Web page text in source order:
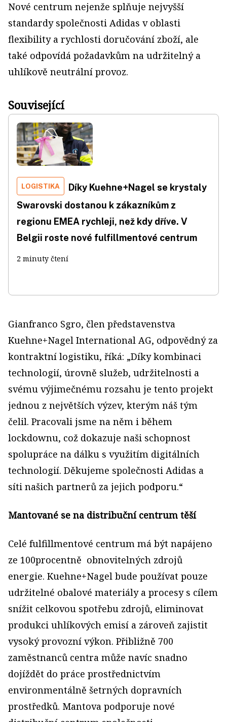
Nové centrum nejenže splňuje nejvyšší
standardy společnosti Adidas v oblasti
flexibility a rychlosti doručování zboží, ale
také odpovídá požadavkům na udržitelný a
uhlíkově neutrální provoz.
Související
LOGISTIKA
Díky Kuehne+Nagel se krystaly
Swarovski dostanou k zákazníkům z
regionu EMEA rychleji, než kdy dříve. V
Belgii roste nové fulfillmentové centrum
2 minuty čtení
Gianfranco Sgro, člen představenstva
Kuehne+Nagel International AG, odpovědný za
kontraktní logistiku, říká: „Díky kombinaci
technologií, úrovně služeb, udržitelnosti a
svému výjimečnému rozsahu je tento projekt
jednou z největších výzev, kterým náš tým
čelil. Pracovali jsme na něm i během
lockdownu, což dokazuje naši schopnost
spolupráce na dálku s využitím digitálních
technologií. Děkujeme společnosti Adidas a
síti našich partnerů za jejich podporu.“
Mantované se na distribuční centrum těší
Celé fulfillmentové centrum má být napájeno
ze 100procentně obnovitelných zdrojů
energie. Kuehne+Nagel bude používat pouze
udržitelné obalové materiály a procesy s cílem
snížit celkovou spotřebu zdrojů, eliminovat
produkci uhlíkových emisí a zároveň zajistit
vysoký provozní výkon. Přibližně 700
zaměstnanců centra může navíc snadno
dojíždět do práce prostřednictvím
environmentálně šetrných dopravních
prostředků. Mantova podporuje nové